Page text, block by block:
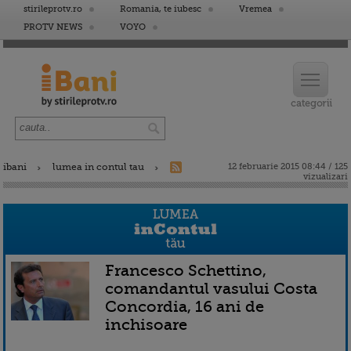
stirileprotv.ro Romania, te iubesc
Vremea
PROTV NEWS
VOYO
ibani lumea in contul tau
12 februarie 2015 08:44 / 125
vizualizari
Francesco Schettino,
comandantul vasului Costa
Concordia, 16 ani de
inchisoare